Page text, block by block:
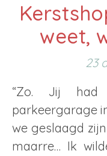
weet,
23
“Zo. Jij had het kaartje voor de
parkeergarage
we geslaagd
maarre… Ik